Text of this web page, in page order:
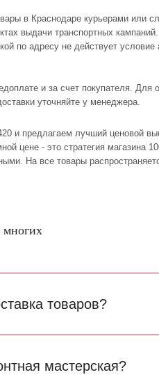
в Краснодаре курьерами или
выдачи транспортных
по адресу не действует
и за счет покупателя.
уточняйте у менеджера.
и предлагаем лучший ценовой
цене - это стратегия магазина
На все товары
товаров?
мастерская?